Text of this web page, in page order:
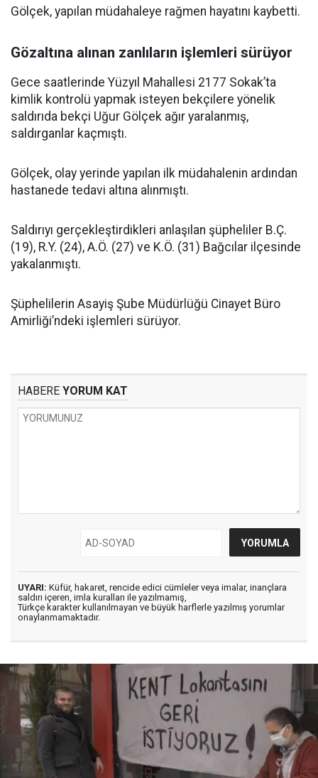
Gölçek, yapılan müdahaleye rağmen hayatını kaybetti.
Gözaltına alınan zanlıların işlemleri sürüyor
Gece saatlerinde Yüzyıl Mahallesi 2177 Sokak’ta
kimlik kontrolü yapmak isteyen bekçilere yönelik
saldırıda bekçi Uğur Gölçek ağır yaralanmış,
saldırganlar kaçmıştı.
Gölçek, olay yerinde yapılan ilk müdahalenin ardından
hastanede tedavi altına alınmıştı.
Saldırıyı gerçekleştirdikleri anlaşılan şüpheliler B.Ç.
(19), R.Y. (24), A.Ö. (27) ve K.Ö. (31) Bağcılar ilçesinde
yakalanmıştı.
Şüphelilerin Asayiş Şube Müdürlüğü Cinayet Büro
Amirliği’ndeki işlemleri sürüyor.
HABERE YORUM KAT
UYARI: Küfür, hakaret, rencide edici cümleler veya imalar, inançlara
saldırı içeren, imla kuralları ile yazılmamış,
Türkçe karakter kullanılmayan ve büyük harflerle yazılmış yorumlar
onaylanmamaktadır.